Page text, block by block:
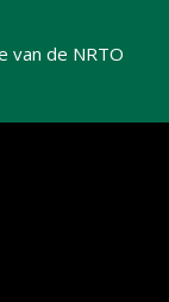
van de NRTO